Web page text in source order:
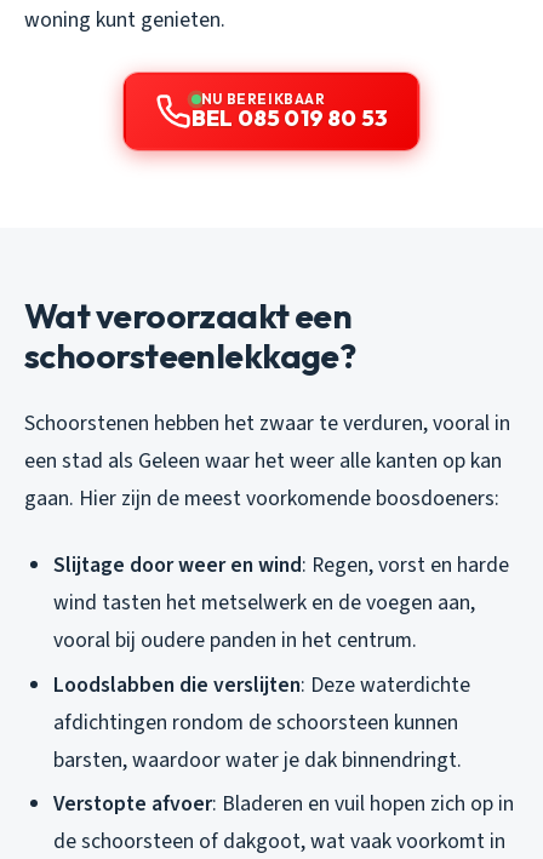
woning kunt genieten.
NU BEREIKBAAR
BEL 085 019 80 53
Wat veroorzaakt een
schoorsteenlekkage?
Schoorstenen hebben het zwaar te verduren, vooral in
een stad als Geleen waar het weer alle kanten op kan
gaan. Hier zijn de meest voorkomende boosdoeners:
Slijtage door weer en wind: Regen, vorst en harde
wind tasten het metselwerk en de voegen aan,
vooral bij oudere panden in het centrum.
Loodslabben die verslijten: Deze waterdichte
afdichtingen rondom de schoorsteen kunnen
barsten, waardoor water je dak binnendringt.
Verstopte afvoer: Bladeren en vuil hopen zich op in
de schoorsteen of dakgoot, wat vaak voorkomt in